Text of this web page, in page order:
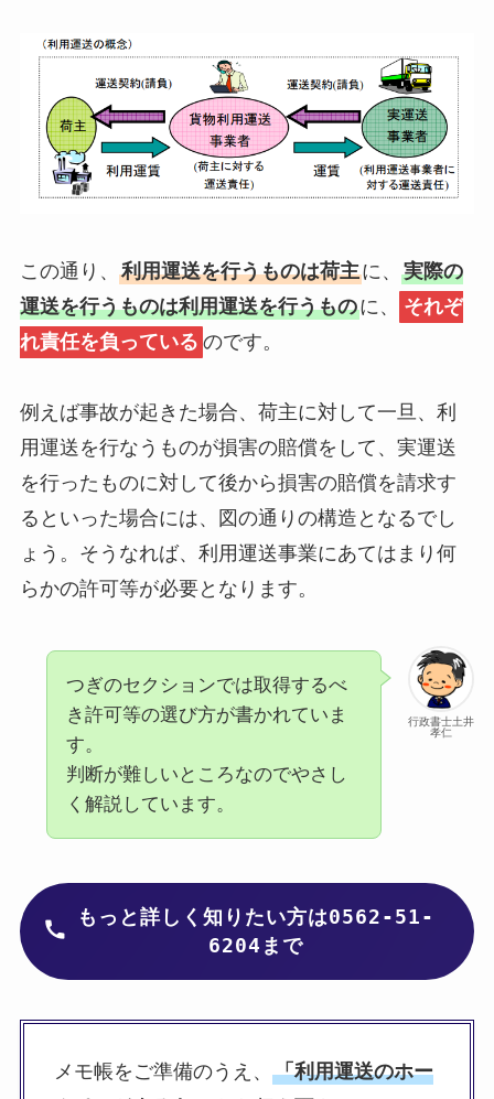
この通り、 利用運送を行うものは荷主に、 実際の
運送を行うものは利用運送を行うものに、
それぞ
れ責任を負っている のです。
例えば事故が起きた場合、荷主に対して一旦、利
用運送を行なうものが損害の賠償をして、実運送
を行ったものに対して後から損害の賠償を請求す
るといった場合には、図の通りの構造となるでし
ょう。そうなれば、利用運送事業にあてはまり何
らかの許可等が必要となります。
行政書士土井
孝仁
つぎのセクションでは取得するべ
き許可等の選び方が書かれていま
す。
判断が難しいところなのでやさし
く解説しています。
もっと詳しく知りたい方は0562-51-
6204まで
メモ帳をご準備のうえ、 「利用運送のホー